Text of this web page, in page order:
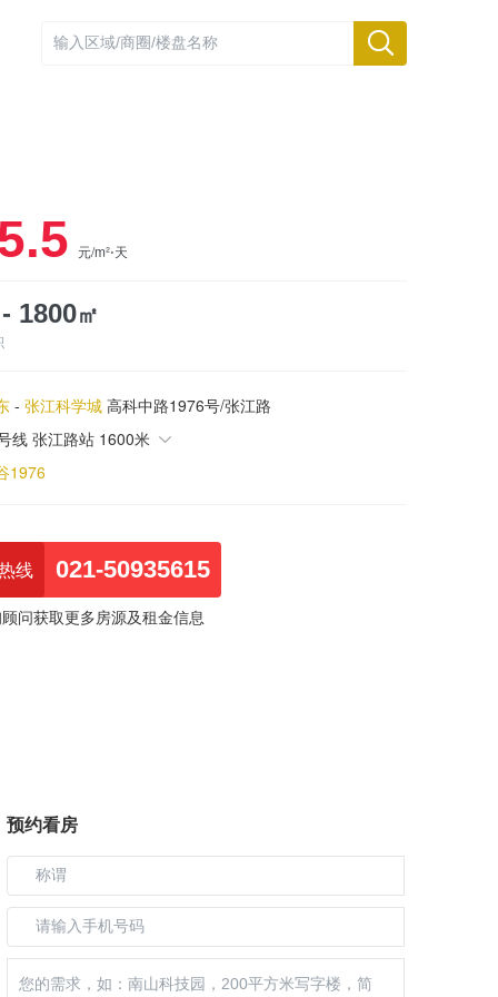
元/m²⋅天
1800㎡
- 张江科学城 高科中路1976号/张江路
线 张江路站 1600米
1976
线 021-50935615
问获取更多房源及租金信息
预约看房